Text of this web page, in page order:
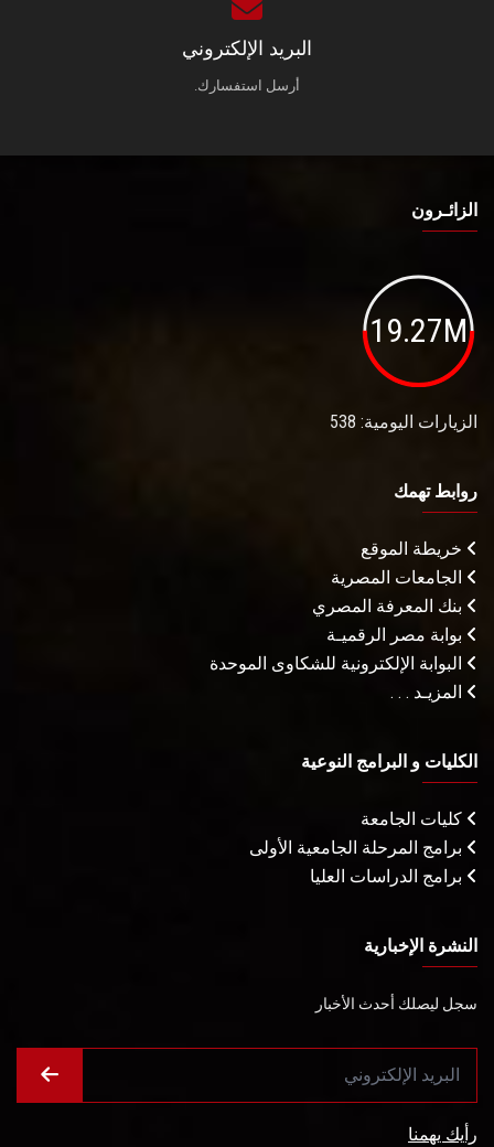
البريد الإلكتروني
أرسل استفسارك.
الزائـرون
19.27M
الزيارات اليومية: 538
روابط تهمك
خريطة الموقع
الجامعات المصرية
بنك المعرفة المصري
بوابة مصر الرقميـة
البوابة الإلكترونية للشكاوى الموحدة
المزيـد . . .
الكليات و البرامج النوعية
كليات الجامعة
برامج المرحلة الجامعية الأولى
برامج الدراسات العليا
النشرة الإخبارية
سجل ليصلك أحدث الأخبار
رأيك يهمنا